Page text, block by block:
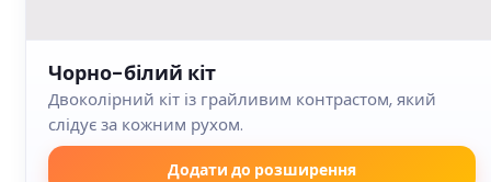
Чорно-білий кіт
Двоколірний кіт із грайливим контрастом, який
слідує за кожним рухом.
Додати до розширення